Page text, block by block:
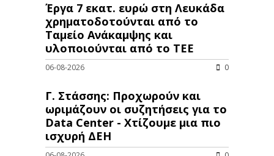
Έργα 7 εκατ. ευρώ στη Λευκάδα
χρηματοδοτούνται από το
Ταμείο Ανάκαμψης και
υλοποιούνται από το ΤΕΕ
06-08-2026 0
Γ. Στάσσης: Προχωρούν και
ωριμάζουν οι συζητήσεις για το
Data Center - Χτίζουμε μια πιο
ισχυρή ΔΕΗ